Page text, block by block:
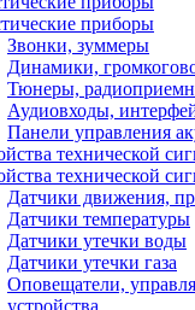
приборы
Звонки, зуммеры
Динамики,
Тюнеры,
Аудиовходы,
Панели управления
технической
технической
Датчики движения,
Датчики температуры
Датчики утечки воды
Датчики утечки газа
Оповещатели,
устройства